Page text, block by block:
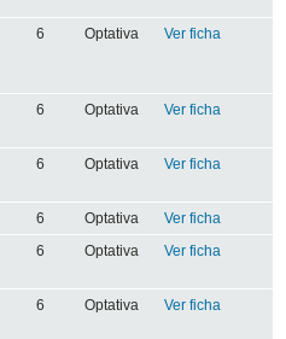
6 Optativa Ver ficha
6 Optativa Ver ficha
6 Optativa Ver ficha
6 Optativa
Ver ficha
6 Optativa Ver ficha
6 Optativa Ver ficha